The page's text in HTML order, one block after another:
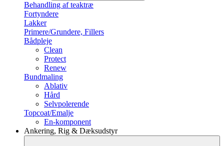
Behandling af teaktræ
Fortyndere
Lakker
Primere/Grundere, Fillers
Bådpleje
Clean
Protect
Renew
Bundmaling
Ablativ
Hård
Selvpolerende
Topcoat/Emalje
En-komponent
Ankering, Rig & Dæksudstyr